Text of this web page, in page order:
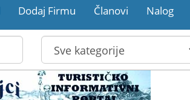
Dodaj Firmu Članovi Nalog